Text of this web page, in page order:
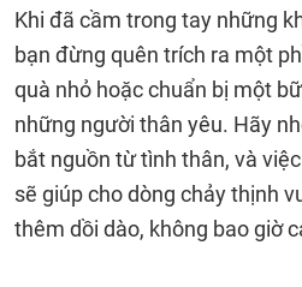
Khi đã cầm trong tay những
bạn đừng quên trích ra một
quà nhỏ hoặc chuẩn bị một
những người thân yêu. Hãy
bắt nguồn từ tình thân, và
sẽ giúp cho dòng chảy thịnh
thêm dồi dào, không bao giờ